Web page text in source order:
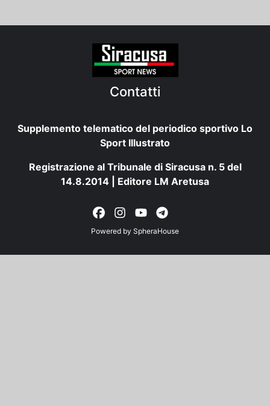
Contatti
Supplemento telematico del periodico sportivo Lo
Sport Illustrato
Registrazione al Tribunale di Siracusa n. 5 del
14.8.2014 | Editore LM Aretusa
Powered by SpheraHouse